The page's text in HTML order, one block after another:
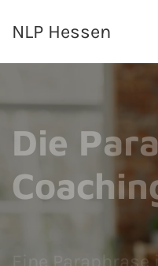
NLP Hessen
Die
Eine